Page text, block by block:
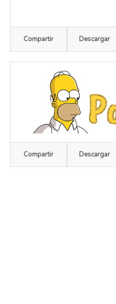
Compartir Descargar
Compartir Descargar